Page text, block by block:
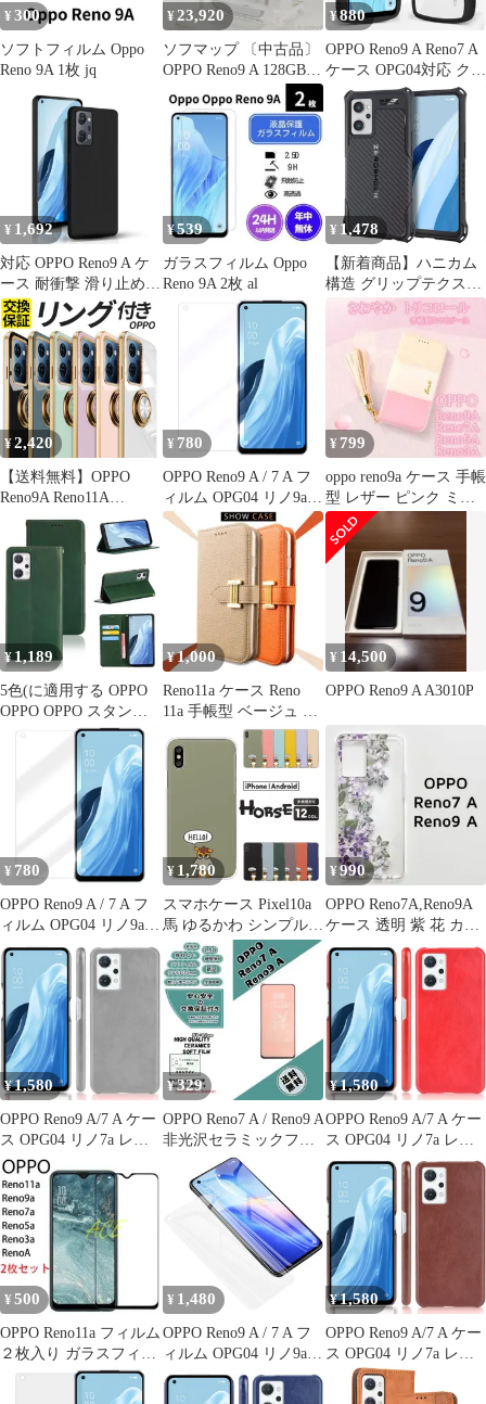
¥ 300
ソフトフィルム Oppo
Reno 9A 1枚 jq
¥23,920
ソフマップ 〔中古品〕
OPPO Reno9 A 128GB
YMOPRENO9A
Y!mobile SIMフリー
【295】
¥880
OPPO Reno9 A Reno7 A
ケース OPG04対応 クリ
アブラック TPU 薄型
レンズ保護
¥ 1,692
対応 OPPO Reno9 A ケ
ース 耐衝撃 滑り止め
指紋防止 ブラック極薄
い OPPO Reno9 A/OPPO
Reno7 A ケース TPU素
材 超軽量 ブラック マ
ット仕上げ OPG04 保護
カバー
¥539
ガラスフィルム Oppo
Reno 9A 2枚 al
¥ 1,478
【新着商品】ハニカム
構造 グリップテクスチ
ャー 四つ角エアークッ
ション TPU素材
ZEROSHOCK ストラッ
プホール付き 耐衝撃 カ
バー ケース A ブラック
A Reno7 OPPO OPPO
PMWO221ZEROGBK /
Reno9 エレコム
¥2,420
【送料無料】OPPO
Reno9A Reno11A
Reno13A ケース リング
付 OPPO Reno5A
Reno7A A3 5G A79 5G
ケース ケース サイドメ
ッキ 耐衝撃 カバー
TPU オッポ リノ13A レ
ノ13A コード:14218
¥ 780
OPPO Reno9 A / 7 A フ
ィルム OPG04 リノ9a
7a PET 保護フィルム
【Color】 ブルーライト
¥ 799
oppo reno9a ケース 手帳
型 レザー ピンク ミラ
ー 鏡 送料無料
¥1,189
5色(に適用する OPPO
OPPO OPPO スタンド
機能付き マグネット
Reno7A ケース ケース
耐衝撃 財布型 / / カー
ド収納 PUレザー 手帳
型 Reno9A 手帳型 カバ
ー A A ケース A Reno9
Reno9 に適用する 手帳
型)
¥1,000
Reno11a ケース Reno
11a 手帳型 ベージュ 可
愛い 人気 茶色
¥ 14,500
OPPO Reno9 A A3010P
¥ 780
OPPO Reno9 A / 7 A フ
ィルム OPG04 リノ9a
7a PET 保護フィルム
【Color】 光沢
¥ 1,780
スマホケース Pixel10a
馬 ゆるかわ シンプル
ワンポイント 動物 キャ
ラ かわいい くすみカラ
ー 競馬 グッズ Pixel
OPPO 他 case6633
¥990
OPPO Reno7A,Reno9A
ケース 透明 紫 花 カバ
ー
¥1,580
OPPO Reno9 A/7 A ケー
ス OPG04 リノ7a レザ
ー ハード ケース
【Color】 グレー
¥329
OPPO Reno7 A / Reno9 A
非光沢セラミックフィ
¥1,580
OPPO Reno9 A/7 A ケー
ス OPG04 リノ7a レザ
ー ハード ケース
【Color】 レッド
¥ 500
OPPO Reno11a フィルム
２枚入り ガラスフィル
ム 人気 強化ガラス
¥ 1,480
OPPO Reno9 A / 7 A フ
ィルム OPG04 リノ9a
7a TPU 全面保護 フィ
ルム
¥1,580
OPPO Reno9 A/7 A ケー
ス OPG04 リノ7a レザ
ー ハード ケース
【Color】 ブラウン